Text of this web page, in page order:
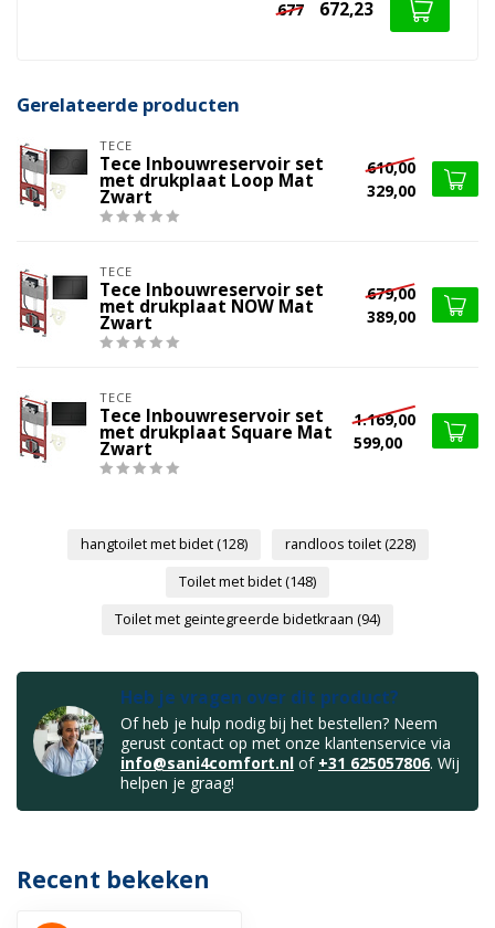
677 672,23
Gerelateerde producten
TECE
Tece Inbouwreservoir set
met drukplaat Loop Mat
Zwart
610,00
329,00
TECE
Tece Inbouwreservoir set
met drukplaat NOW Mat
Zwart
679,00
389,00
TECE
Tece Inbouwreservoir set
met drukplaat Square Mat
Zwart
1.169,00
599,00
hangtoilet met bidet(128) randloos toilet(228)
Toilet met bidet(148)
Toilet met geintegreerde bidetkraan (94)
Heb je vragen over dit product?
Of heb je hulp nodig bij het bestellen? Neem
gerust contact op met onze klantenservice via
info@sani4comfort.nl of +31 625057806. Wij
helpen je graag!
Recent bekeken